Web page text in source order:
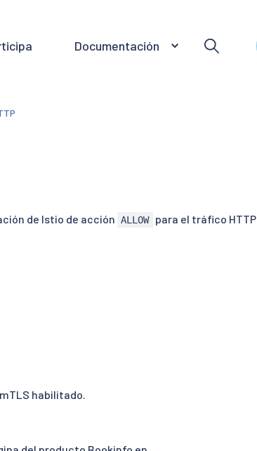
Documentación
de Istio de acción ALLOW para el tráfico HTTP
habilitado.